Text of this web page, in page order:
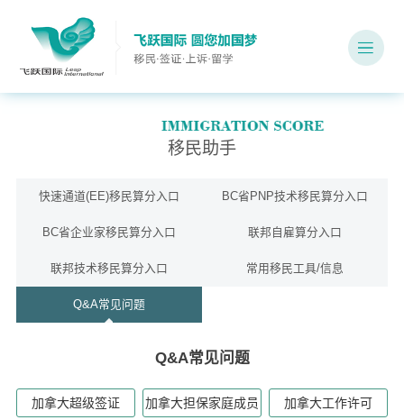
移民助手
快速通道(EE)移民算分入口 BC省PNP技术移民算分入口
BC省企业家移民算分入口 联邦自雇算分入口
联邦技术移民算分入口 常用移民工具/信息
Q&A常见问题
Q&A常见问题
加拿大超级签证 加拿大担保家庭成员 加拿大工作许可